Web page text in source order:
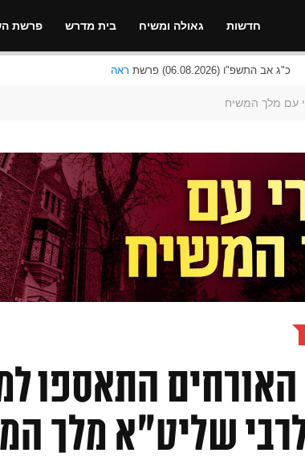
חדשות גאולה ומשיח בית מדרש פרשת
כ"ג אב התשפ"ו (06.08.2026) פרשת ראה
עם מלך המשיח
האורחים התאספו
לרבי שליט"א מלך